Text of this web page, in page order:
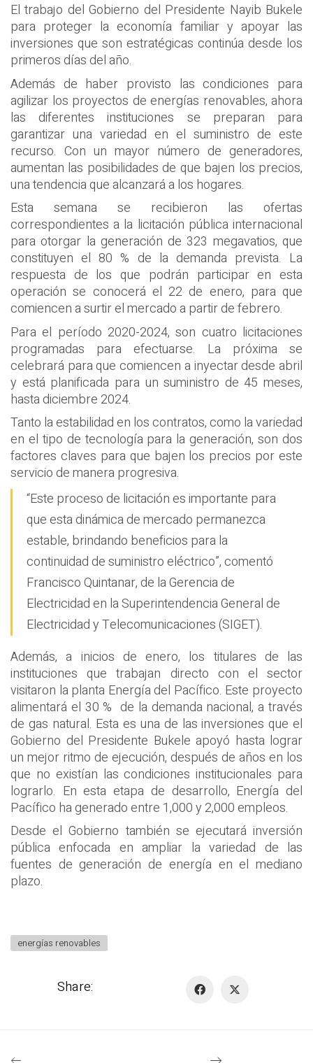
El trabajo del Gobierno del Presidente Nayib Bukele
para proteger la economía familiar y apoyar las
inversiones que son estratégicas continúa desde los
primeros días del año.
Además de haber provisto las condiciones para
agilizar los proyectos de energías renovables, ahora
las diferentes instituciones se preparan para
garantizar una variedad en el suministro de este
recurso. Con un mayor número de generadores,
aumentan las posibilidades de que bajen los precios,
una tendencia que alcanzará a los hogares.
Esta semana se recibieron las ofertas
correspondientes a la licitación pública internacional
para otorgar la generación de 323 megavatios, que
constituyen el 80 % de la demanda prevista. La
respuesta de los que podrán participar en esta
operación se conocerá el 22 de enero, para que
comiencen a surtir el mercado a partir de febrero.
Para el período 2020-2024, son cuatro licitaciones
programadas para efectuarse. La próxima se
celebrará para que comiencen a inyectar desde abril
y está planificada para un suministro de 45 meses,
hasta diciembre 2024.
Tanto la estabilidad en los contratos, como la variedad
en el tipo de tecnología para la generación, son dos
factores claves para que bajen los precios por este
servicio de manera progresiva.
“Este proceso de licitación es importante para
que esta dinámica de mercado permanezca
estable, brindando beneficios para la
continuidad de suministro eléctrico”, comentó
Francisco Quintanar, de la Gerencia de
Electricidad en la Superintendencia General de
Electricidad y Telecomunicaciones (SIGET).
Además, a inicios de enero, los titulares de las
instituciones que trabajan directo con el sector
visitaron la planta Energía del Pacífico. Este proyecto
alimentará el 30 % de la demanda nacional, a través
de gas natural. Esta es una de las inversiones que el
Gobierno del Presidente Bukele apoyó hasta lograr
un mejor ritmo de ejecución, después de años en los
que no existían las condiciones institucionales para
lograrlo. En esta etapa de desarrollo, Energía del
Pacífico ha generado entre 1,000 y 2,000 empleos.
Desde el Gobierno también se ejecutará inversión
pública enfocada en ampliar la variedad de las
fuentes de generación de energía en el mediano
plazo.
energías renovables
Share: